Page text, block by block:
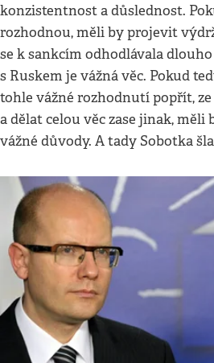
konzistentnost a důslednost.
rozhodnou, měli by projevit
se k sankcím odhodlávala
s Ruskem je vážná věc. Pokud
tohle vážné rozhodnutí popřít,
a dělat celou věc zase jinak,
vážné důvody. A tady Sobotka